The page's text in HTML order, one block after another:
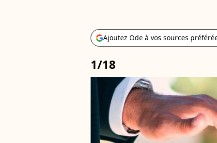
Ajoutez Ode à vos sources
1/18